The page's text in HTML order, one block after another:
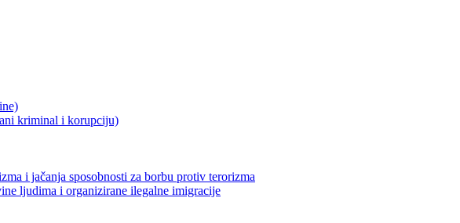
kriminal i korupciju)
i jačanja sposobnosti za borbu protiv terorizma
ljudima i organizirane ilegalne imigracije